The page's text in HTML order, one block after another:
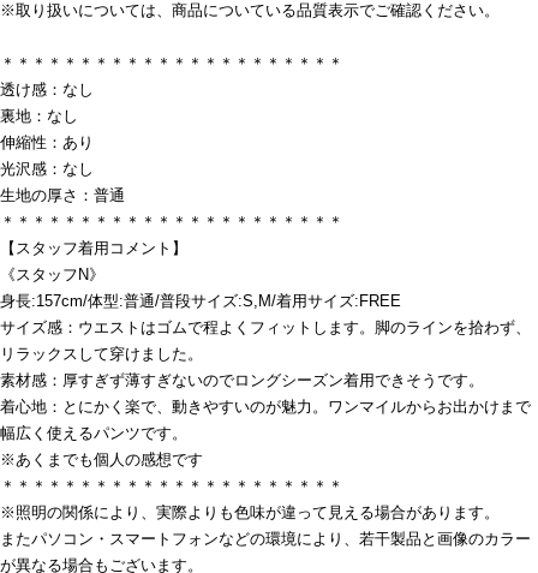
※取り扱いについては、商品についている品質表示でご確認ください。
＊＊＊＊＊＊＊＊＊＊＊＊＊＊＊＊＊＊＊＊＊＊
透け感：なし
裏地：なし
伸縮性：あり
光沢感：なし
生地の厚さ：普通
＊＊＊＊＊＊＊＊＊＊＊＊＊＊＊＊＊＊＊＊＊＊
【スタッフ着用コメント】
《スタッフN》
身長:157cm/体型:普通/普段サイズ:S,M/着用サイズ:FREE
サイズ感：ウエストはゴムで程よくフィットします。脚のラインを拾わず、
リラックスして穿けました。
素材感：厚すぎず薄すぎないのでロングシーズン着用できそうです。
着心地：とにかく楽で、動きやすいのが魅力。ワンマイルからお出かけまで
幅広く使えるパンツです。
※あくまでも個人の感想です
＊＊＊＊＊＊＊＊＊＊＊＊＊＊＊＊＊＊＊＊＊＊
※照明の関係により、実際よりも色味が違って見える場合があります。
またパソコン・スマートフォンなどの環境により、若干製品と画像のカラー
が異なる場合もございます。